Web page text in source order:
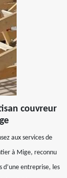
couvreur
aux services de
à Mige, reconnu
d’une entreprise, les